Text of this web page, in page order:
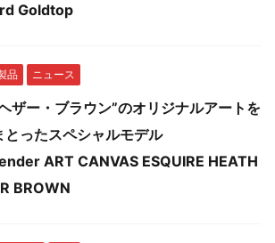
Goldtop
品 ニュース
ザー・ブラウン”のオリジナルアートを
とったスペシャルモデル
ART CANVAS ESQUIRE HEATH
BROWN